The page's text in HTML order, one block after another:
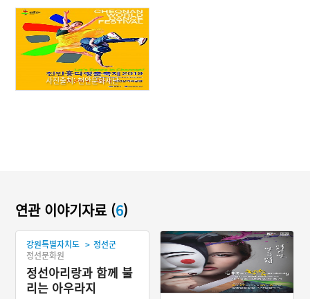
사진출처: 천안문화재단
연관 이야기자료 (6)
강원특별자치도 > 정선군
정선문화원
정선아리랑과 함께 불
리는 아우라지